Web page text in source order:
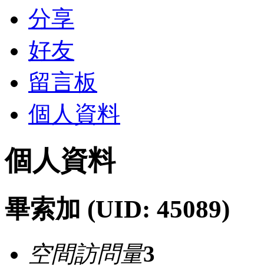
分享
好友
留言板
個人資料
個人資料
畢索加 (UID: 45089)
空間訪問量3